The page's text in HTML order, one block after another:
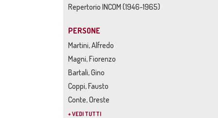
Repertorio INCOM (1946-1965)
PERSONE
Martini, Alfredo
Magni, Fiorenzo
Bartali, Gino
Coppi, Fausto
Conte, Oreste
+ VEDI TUTTI